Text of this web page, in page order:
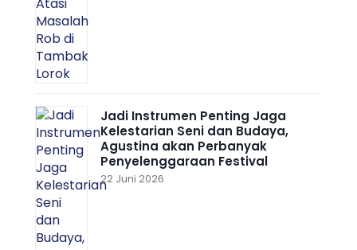
Jadi Instrumen Penting Jaga
Kelestarian Seni dan Budaya,
Agustina akan Perbanyak
Penyelenggaraan Festival
22 Juni 2026